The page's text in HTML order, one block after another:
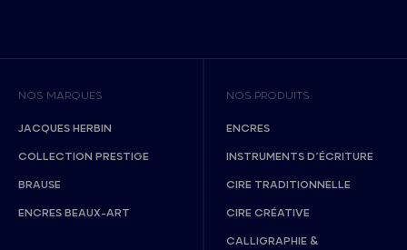
NOS MARQUES
JACQUES HERBIN
COLLECTION PRESTIGE
BRAUSE
ENCRES BEAUX-ART
NOS PRODUITS
ENCRES
INSTRUMENTS D’ÉCRITURE
CIRE TRADITIONNELLE
CIRE CRÉATIVE
CALLIGRAPHIE &